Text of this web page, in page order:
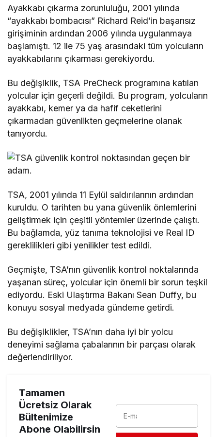
Ayakkabı çıkarma zorunluluğu, 2001 yılında
“ayakkabı bombacısı” Richard Reid’in başarısız
girişiminin ardından 2006 yılında uygulanmaya
başlamıştı. 12 ile 75 yaş arasındaki tüm yolcuların
ayakkabılarını çıkarması gerekiyordu.
Bu değişiklik, TSA PreCheck programına katılan
yolcular için geçerli değildi. Bu program, yolcuların
ayakkabı, kemer ya da hafif ceketlerini
çıkarmadan güvenlikten geçmelerine olanak
tanıyordu.
TSA, 2001 yılında 11 Eylül saldırılarının ardından
kuruldu. O tarihten bu yana güvenlik önlemlerini
geliştirmek için çeşitli yöntemler üzerinde çalıştı.
Bu bağlamda, yüz tanıma teknolojisi ve Real ID
gereklilikleri gibi yenilikler test edildi.
Geçmişte, TSA’nın güvenlik kontrol noktalarında
yaşanan süreç, yolcular için önemli bir sorun teşkil
ediyordu. Eski Ulaştırma Bakanı Sean Duffy, bu
konuyu sosyal medyada gündeme getirdi.
Bu değişiklikler, TSA’nın daha iyi bir yolcu
deneyimi sağlama çabalarının bir parçası olarak
değerlendiriliyor.
Tamamen
Ücretsiz Olarak
Bültenimize
Abone Olabilirsin